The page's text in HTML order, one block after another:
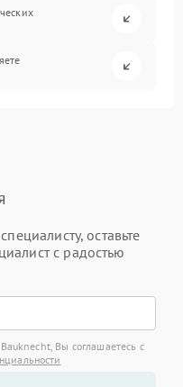
оставьте
с радостью
Вы соглашаетесь с